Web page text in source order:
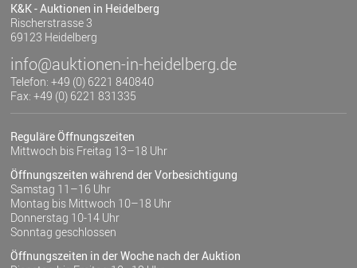
K&K - Auktionen in Heidelberg
Rischerstrasse 3
69123 Heidelberg
info@auktionen-in-heidelberg.de
Telefon: +49 (0) 6221 840840
Fax: +49 (0) 6221 831335
Reguläre Öffnungszeiten
Mittwoch bis Freitag 13–18 Uhr
Öffnungszeiten während der Vorbesichtigung
Samstag 11–16 Uhr
Montag bis Mittwoch 10–18 Uhr
Donnerstag 10-14 Uhr
Sonntag geschlossen
Öffnungszeiten in der Woche nach der Auktion